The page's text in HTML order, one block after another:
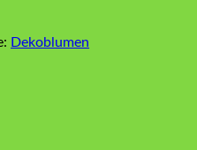
Dekoblumen